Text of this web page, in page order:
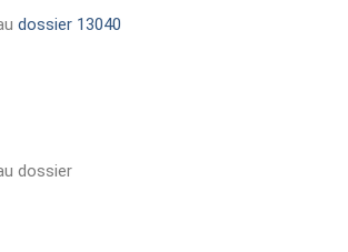
dossier 13040
dossier